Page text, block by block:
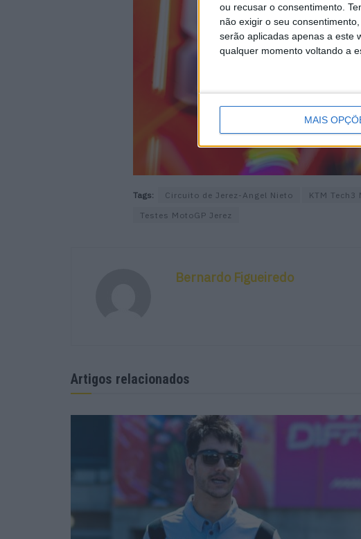
ou recusar o consentimento.
não exigir o seu
serão aplicadas apenas a este
qualquer momento voltando a
MAIS
Tags: Circuito de Jerez-Angel Nieto KTM Tech3
Testes MotoGP Jerez
Bernardo Figueiredo
Artigos relacionados